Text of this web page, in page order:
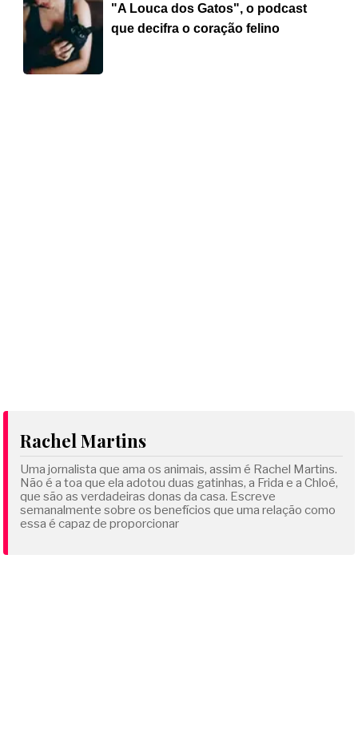
"A Louca dos Gatos", o podcast
que decifra o coração felino
Rachel Martins
Uma jornalista que ama os animais, assim é Rachel Martins.
Não é a toa que ela adotou duas gatinhas, a Frida e a Chloé,
que são as verdadeiras donas da casa. Escreve
semanalmente sobre os benefícios que uma relação como
essa é capaz de proporcionar